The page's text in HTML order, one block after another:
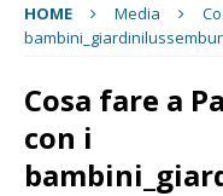
HOME Media
Cosa fare a
con i